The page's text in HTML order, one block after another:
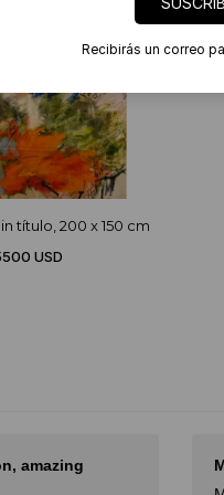
título, 200 x 150 cm
USD
experiencia
Recibirás un correo